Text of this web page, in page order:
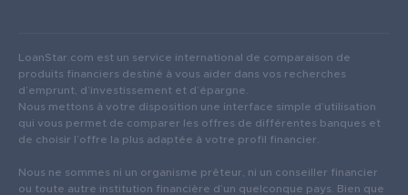
LoanStar.com est un service international de comparaison de
produits financiers destiné à vous aider dans vos recherches
d’emprunt, d’investissement et d’épargne.
Nous mettons à votre disposition une interface simple d’utilisation
qui vous permet de comparer les offres de différentes banques et
de choisir l’offre la plus adaptée à votre profil financier.
Nous ne sommes ni un organisme prêteur, ni un conseiller financier
ou toute autre institution financière d’un quelconque pays. Bien que